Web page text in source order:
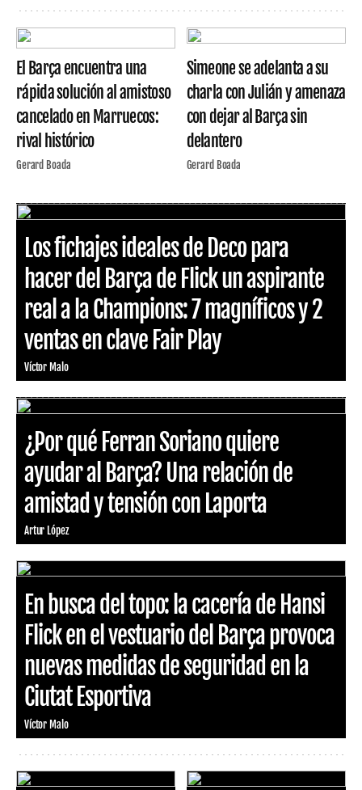
El Barça encuentra una
rápida solución al amistoso
cancelado en Marruecos:
rival histórico
Gerard Boada
Simeone se adelanta a su
charla con Julián y amenaza
con dejar al Barça sin
delantero
Gerard Boada
Los fichajes ideales de Deco para
hacer del Barça de Flick un aspirante
real a la Champions: 7 magníficos y 2
ventas en clave Fair Play
Víctor Malo
¿Por qué Ferran Soriano quiere
ayudar al Barça? Una relación de
amistad y tensión con Laporta
Artur López
En busca del topo: la cacería de Hansi
Flick en el vestuario del Barça provoca
nuevas medidas de seguridad en la
Ciutat Esportiva
Víctor Malo